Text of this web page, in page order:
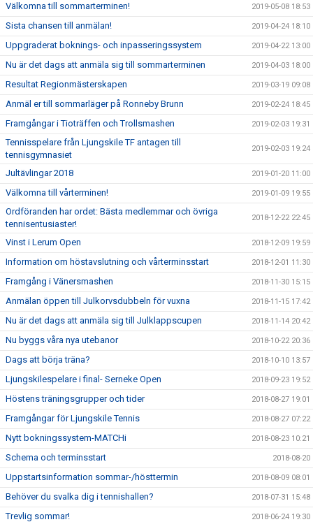
Välkomna till sommarterminen! 2019-05-08 18:53
Sista chansen till anmälan! 2019-04-24 18:10
Uppgraderat boknings- och inpasseringssystem 2019-04-22 13:00
Nu är det dags att anmäla sig till sommarterminen 2019-04-03 18:00
Resultat Regionmästerskapen 2019-03-19 09:08
Anmäl er till sommarläger på Ronneby Brunn 2019-02-24 18:45
Framgångar i Tioträffen och Trollsmashen 2019-02-03 19:31
Tennisspelare från Ljungskile TF antagen till
tennisgymnasiet
2019-02-03 19:24
Jultävlingar 2018 2019-01-20 11:00
Välkomna till vårterminen! 2019-01-09 19:55
Ordföranden har ordet: Bästa medlemmar och övriga
tennisentusiaster!
2018-12-22 22:45
Vinst i Lerum Open 2018-12-09 19:59
Information om höstavslutning och vårterminsstart 2018-12-01 11:30
Framgång i Vänersmashen 2018-11-30 15:15
Anmälan öppen till Julkorvsdubbeln för vuxna 2018-11-15 17:42
Nu är det dags att anmäla sig till Julklappscupen 2018-11-14 20:42
Nu byggs våra nya utebanor 2018-10-22 20:36
Dags att börja träna? 2018-10-10 13:57
Ljungskilespelare i final- Serneke Open 2018-09-23 19:52
Höstens träningsgrupper och tider 2018-08-27 19:01
Framgångar för Ljungskile Tennis 2018-08-27 07:22
Nytt bokningssystem-MATCHi 2018-08-23 10:21
Schema och terminsstart 2018-08-20
Uppstartsinformation sommar-/hösttermin 2018-08-09 08:01
Behöver du svalka dig i tennishallen? 2018-07-31 15:48
Trevlig sommar! 2018-06-24 19:30